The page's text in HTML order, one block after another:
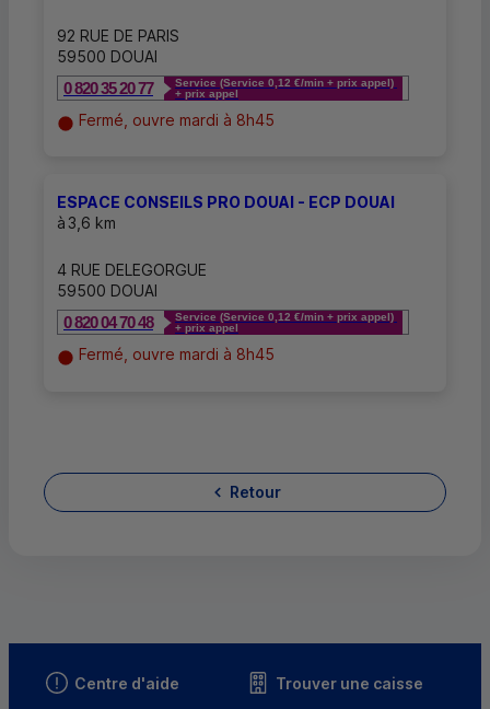
92 RUE DE PARIS
59500 DOUAI
0 820 35 20 77
Service (Service 0,12 €/min + prix appel)
+ prix appel
Fermé, ouvre mardi à 8h45
ESPACE CONSEILS PRO DOUAI - ECP DOUAI
à3,6 km
4 RUE DELEGORGUE
59500 DOUAI
0 820 04 70 48
Service (Service 0,12 €/min + prix appel)
+ prix appel
Fermé, ouvre mardi à 8h45
Retour
Centre d'aide Trouver une caisse